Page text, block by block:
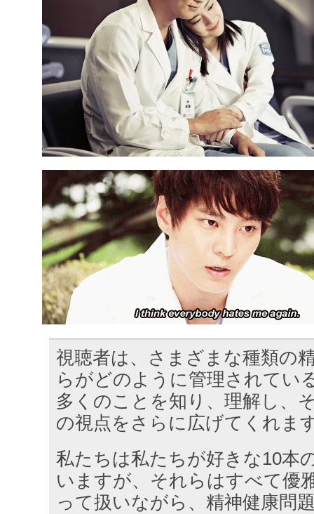
視聴者は、さまざまな種類の
らがどのように管理されてい
多くのことを知り、理解し、
の視点をさらに広げてくれま
私たちは私たちが好きな10本
いますが、それらはすべて優
って扱いながら、精神健康問